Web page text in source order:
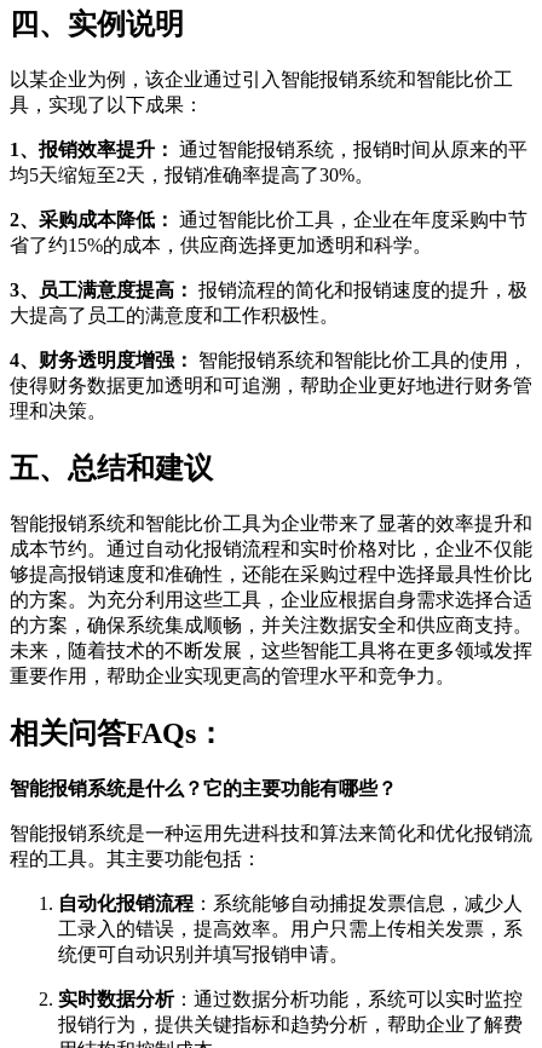
四、实例说明
以某企业为例，该企业通过引入智能报销系统和智能比价工
具，实现了以下成果：
1、报销效率提升： 通过智能报销系统，报销时间从原来的平
均5天缩短至2天，报销准确率提高了30%。
2、采购成本降低： 通过智能比价工具，企业在年度采购中节
省了约15%的成本，供应商选择更加透明和科学。
3、员工满意度提高： 报销流程的简化和报销速度的提升，极
大提高了员工的满意度和工作积极性。
4、财务透明度增强：
智能报销系统和智能比价工具的使用，
使得财务数据更加透明和可追溯，帮助企业更好地进行财务管
理和决策。
五、总结和建议
智能报销系统和智能比价工具为企业带来了显著的效率提升和
成本节约。通过自动化报销流程和实时价格对比，企业不仅能
够提高报销速度和准确性，还能在采购过程中选择最具性价比
的方案。为充分利用这些工具，企业应根据自身需求选择合适
的方案，确保系统集成顺畅，并关注数据安全和供应商支持。
未来，随着技术的不断发展，这些智能工具将在更多领域发挥
重要作用，帮助企业实现更高的管理水平和竞争力。
相关问答FAQs：
智能报销系统是什么？它的主要功能有哪些？
智能报销系统是一种运用先进科技和算法来简化和优化报销流
程的工具。其主要功能包括：
自动化报销流程 ：系统能够自动捕捉发票信息，减少人
工录入的错误，提高效率。用户只需上传相关发票，系
统便可自动识别并填写报销申请。
实时数据分析：通过数据分析功能，系统可以实时监控
报销行为，提供关键指标和趋势分析，帮助企业了解费